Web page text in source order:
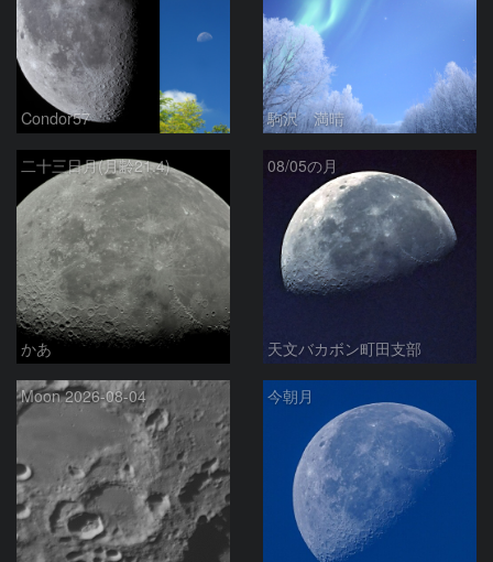
Condor57 駒沢 満晴
二十三日月(月齢21.4)
かあ
08/05の月
天文バカボン町田支部
Moon 2026-08-04 今朝月